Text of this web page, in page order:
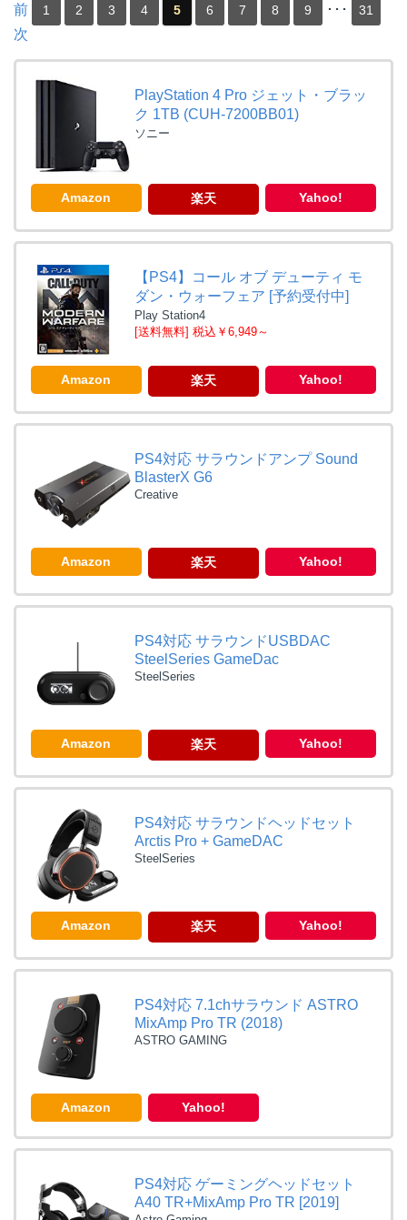
前 1 2 3 4 5 6 7 8 9 ･･･ 31
次
PlayStation 4 Pro ジェット・ブラッ
ク 1TB (CUH-7200BB01)
ソニー
Amazon 楽天 Yahoo!
【PS4】コール オブ デューティ モ
ダン・ウォーフェア [予約受付中]
Play Station4
[送料無料] 税込￥6,949～
Amazon 楽天 Yahoo!
PS4対応 サラウンドアンプ Sound
BlasterX G6
Creative
Amazon 楽天 Yahoo!
PS4対応 サラウンドUSBDAC
SteelSeries GameDac
SteelSeries
Amazon 楽天 Yahoo!
PS4対応 サラウンドヘッドセット
Arctis Pro + GameDAC
SteelSeries
Amazon 楽天 Yahoo!
PS4対応 7.1chサラウンド ASTRO
MixAmp Pro TR (2018)
ASTRO GAMING
Amazon Yahoo!
PS4対応 ゲーミングヘッドセット
A40 TR+MixAmp Pro TR [2019]